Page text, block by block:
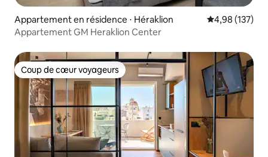
Appartement en résidence ⋅ Héraklion Évaluation
4,98 (137)
Appartement GM Heraklion Center
Coup de cœur voyageurs
Coup de cœur voyageurs